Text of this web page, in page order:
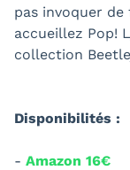
pas invoquer
accueillez Pop!
collection
Disponibilités :
- Amazon 16€